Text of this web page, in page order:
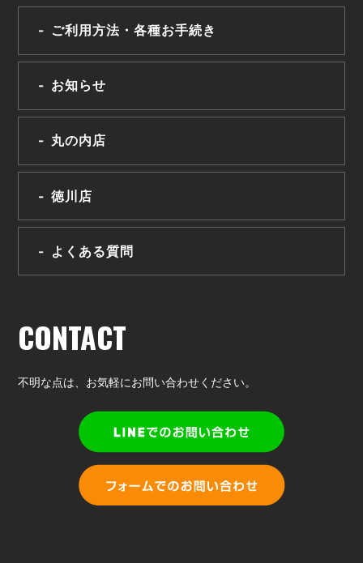
ご利用方法・各種お手続き
お知らせ
丸の内店
徳川店
よくある質問
CONTACT
不明な点は、 お気軽にお問い合わせください。